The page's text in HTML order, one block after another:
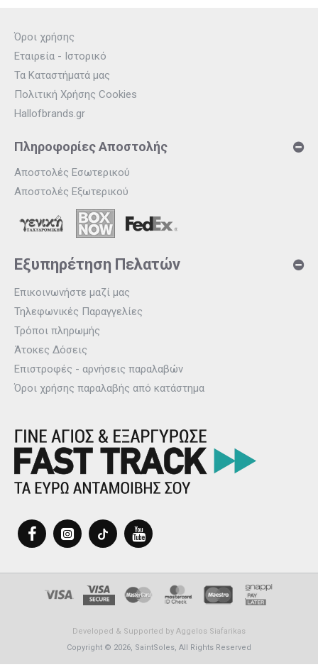
Όροι χρήσης
Εταιρεία - Ιστορικό
Τα Καταστήματά μας
Πολιτική Χρήσης Cookies
Hallofbrands.gr
Πληροφορίες Αποστολής
Αποστολές Εσωτερικού
Αποστολές Εξωτερικού
Εξυπηρέτηση Πελατών
Επικοινωνήστε μαζί μας
Τηλεφωνικές Παραγγελίες
Τρόποι πληρωμής
Άτοκες Δόσεις
Επιστροφές - αρνήσεις παραλαβών
Όροι χρήσης παραλαβής από κατάστημα
Developed & Supported by Aggelos Siafarikas
Copyright © 2026, SaintSoles, All Rights Reserved